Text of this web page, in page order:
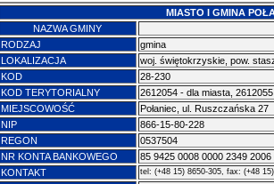
MIASTO I GMINA
NAZWA GMINY
RODZAJ
gmina
LOKALIZACJA
woj. świętokrzyskie, pow.
KOD
28-230
KOD TERYTORIALNY
2612054 - dla miasta,
MIEJSCOWOŚĆ
Połaniec, ul. Ruszczańska 27
NIP
866-15-80-228
REGON
0537504
NR KONTA BANKOWEGO
85 9425 0008 0000 2349 2006
KONTAKT
tel: (+48 15) 8650-305, fax: (+48